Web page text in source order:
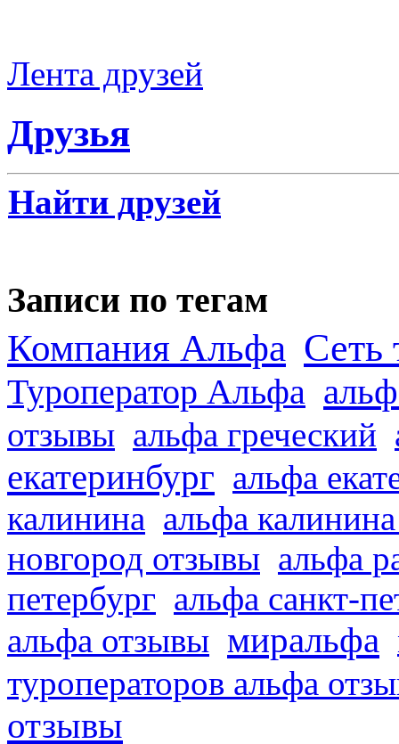
Лента друзей
Друзья
Найти друзей
Записи по тегам
Компания Альфа Сеть
Туроператор Альфа
отзывы альфа греческий
екатеринбург альфа
калинина альфа
новгород отзывы альфа
петербург альфа санкт-
альфа отзывы миральфа
туроператоров альфа
отзывы